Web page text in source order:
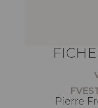
Pierre